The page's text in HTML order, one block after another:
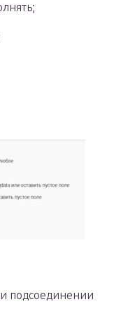
подсоединении